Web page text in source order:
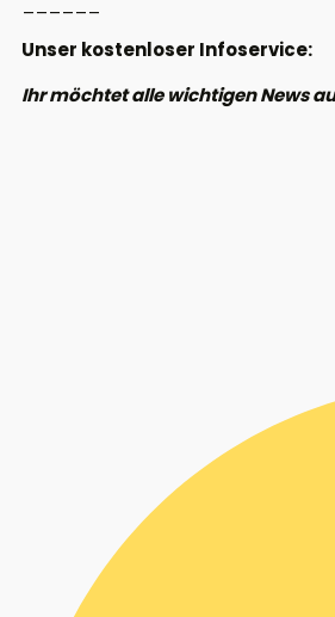
Unser kostenloser Infoservice:
Ihr möchtet alle wichtigen News